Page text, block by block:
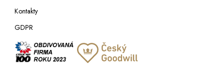
Kontakty
GDPR